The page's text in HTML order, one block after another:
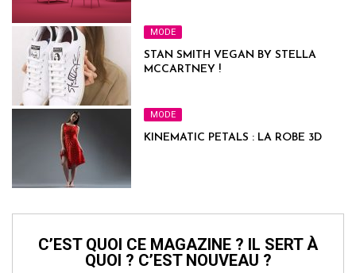
MODE
STAN SMITH VEGAN BY STELLA
MCCARTNEY !
MODE
KINEMATIC PETALS : LA ROBE 3D
C’EST QUOI CE MAGAZINE ? IL SERT À
QUOI ? C’EST NOUVEAU ?